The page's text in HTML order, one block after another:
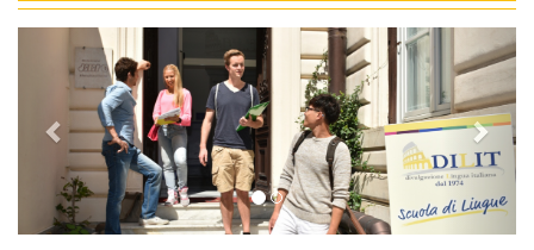
Previous Next